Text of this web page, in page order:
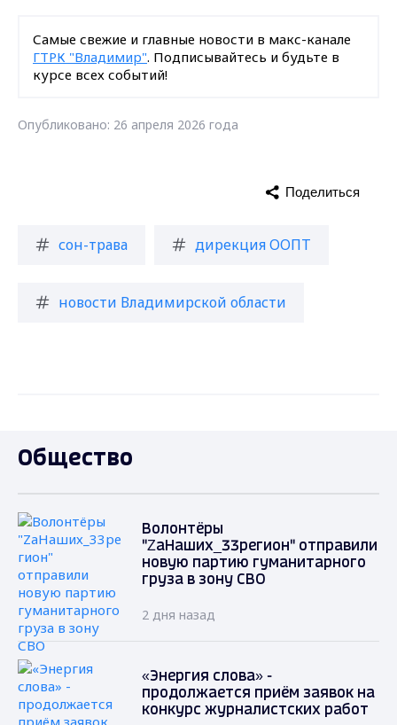
Самые свежие и главные новости в макс-канале
ГТРК "Владимир". Подписывайтесь и будьте в
курсе всех событий!
Опубликовано: 26 апреля 2026 года
сон-трава дирекция ООПТ
новости Владимирской области
Поделиться
Общество
Волонтёры
"ZаНаших_33регион" отправили
новую партию гуманитарного
груза в зону СВО
2 дня назад
«Энергия слова» -
продолжается приём заявок на
конкурс журналистских работ